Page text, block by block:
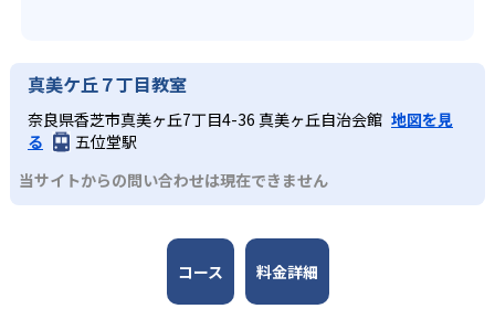
真美ケ丘７丁目教室
奈良県香芝市真美ヶ丘7丁目4-36 真美ヶ丘自治会館 地図を見
る
五位堂駅
当サイトからの問い合わせは現在できません
コース 料金詳細